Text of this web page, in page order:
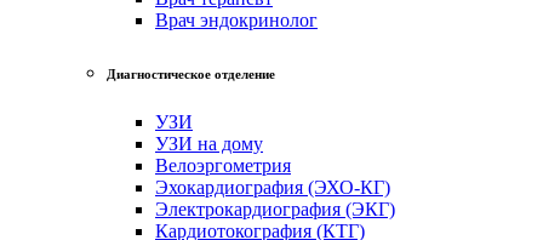
Врач эндокринолог
Диагностическое отделение
УЗИ
УЗИ на дому
Велоэргометрия
Эхокардиография (ЭХО-КГ)
Электрокардиография (ЭКГ)
Кардиотокография (КТГ)